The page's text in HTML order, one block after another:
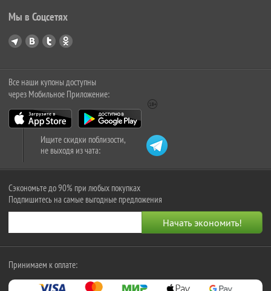
Мы в Соцсетях
Все наши купоны доступны
через Мобильное Приложение:
Ищите скидки поблизости,
не выходя из чата:
Сэкономьте до 90% при любых покупках
Подпишитесь на самые выгодные предложения
Принимаем к оплате: